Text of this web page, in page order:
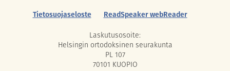
Tietosuojaseloste
ReadSpeaker webReader
Laskutusosoite:
Helsingin ortodoksinen seurakunta
PL 107
70101 KUOPIO